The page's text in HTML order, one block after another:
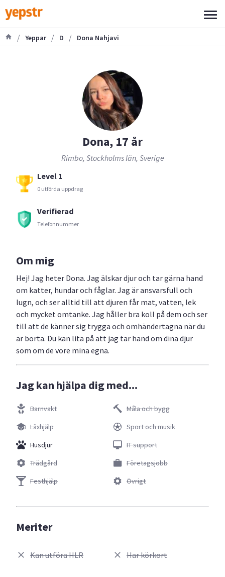
/ Yeppar / D / Dona Nahjavi
Dona, 17 år
Rimbo, Stockholms län, Sverige
Level 1
0 utförda uppdrag
Verifierad
Telefonnummer
Om mig
Hej! Jag heter Dona. Jag älskar djur och tar gärna hand
om katter, hundar och fåglar. Jag är ansvarsfull och
lugn, och ser alltid till att djuren får mat, vatten, lek
och mycket omtanke. Jag håller bra koll på dem och ser
till att de känner sig trygga och omhändertagna när du
är borta. Du kan lita på att jag tar hand om dina djur
som om de vore mina egna.
Jag kan hjälpa dig med...
Barnvakt
Läxhjälp
Husdjur
Trädgård
Festhjälp
Måla och bygg
Sport och musik
IT support
Företagsjobb
Övrigt
Meriter
Kan utföra HLR Har körkort